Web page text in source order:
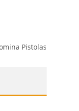
Pistolas